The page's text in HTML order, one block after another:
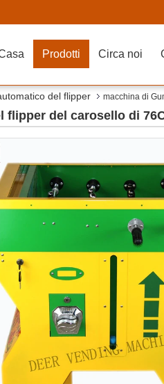
Prodotti Circa noi
del flipper macchina di
flipper del carosello di